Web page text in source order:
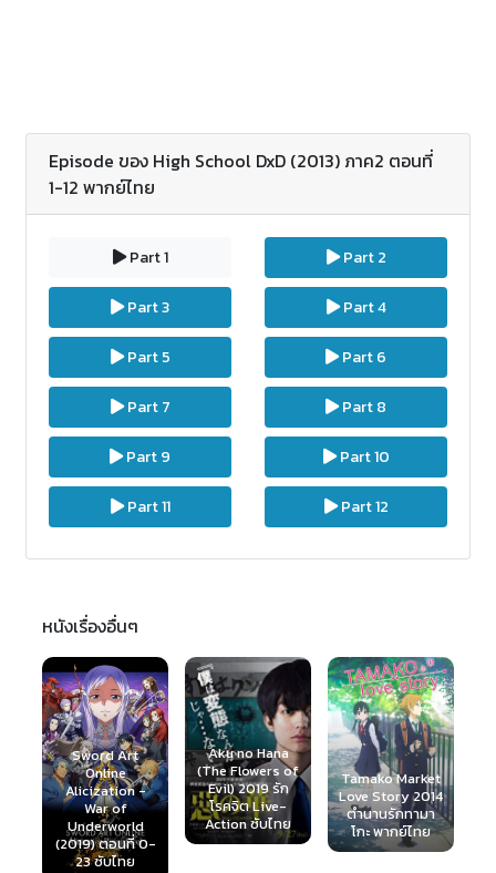
ปีศาจและพวกเทวดาตกสรวงสวรรค์
Episode ของ High School DxD (2013) ภาค2 ตอนที่
1-12 พากย์ไทย
Part 1 Part 2
Part 3 Part 4
Part 5 Part 6
Part 7 Part 8
Part 9 Part 10
Part 11 Part 12
หนังเรื่องอื่นๆ
Aku no Hana
(The Flowers of
Evil) 2019 รัก
โรคจิต Live-
Action ซับไทย
Tamako Market
Love Story 2014
ตำนานรักทามา
โกะ พากย์ไทย
Namiuchigiwa
no Muromi-san
2013 เงือกสาวสุ
ดต๊อง ตอนที่ 1-13
ซับไทย